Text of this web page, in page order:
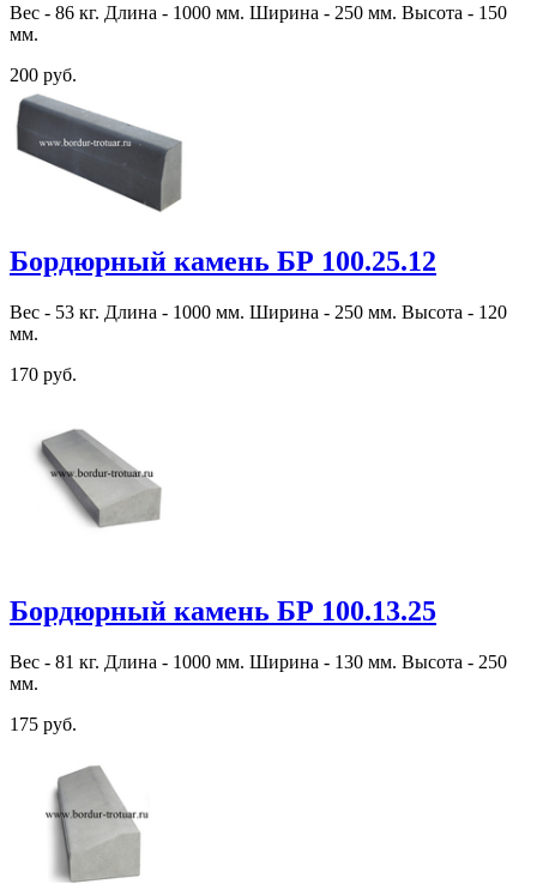
Вес - 86 кг. Длина - 1000 мм. Ширина - 250 мм. Высота - 150
мм.
200 руб.
Бордюрный камень БР 100.25.12
Вес - 53 кг. Длина - 1000 мм. Ширина - 250 мм. Высота - 120
мм.
170 руб.
Бордюрный камень БР 100.13.25
Вес - 81 кг. Длина - 1000 мм. Ширина - 130 мм. Высота - 250
мм.
175 руб.